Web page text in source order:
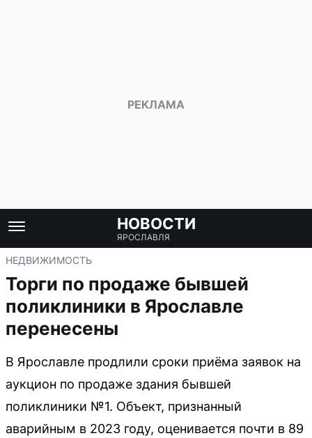
НОВОСТИ
ЯРОСЛАВЛЯ
НЕДВИЖИМОСТЬ
Торги по продаже бывшей
поликлиники в Ярославле
перенесены
В Ярославле продлили сроки приёма заявок на
аукцион по продаже здания бывшей
поликлиники №1. Объект, признанный
аварийным в 2023 году, оценивается почти в 89